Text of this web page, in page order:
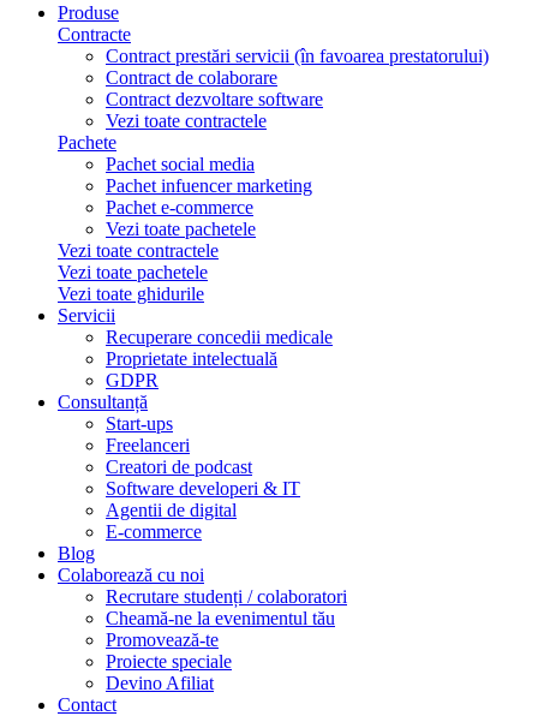
Produse
Contracte
Contract prestări servicii (în favoarea prestatorului)
Contract de colaborare
Contract dezvoltare software
Vezi toate contractele
Pachete
Pachet social media
Pachet infuencer marketing
Pachet e-commerce
Vezi toate pachetele
Vezi toate contractele
Vezi toate pachetele
Vezi toate ghidurile
Servicii
Recuperare concedii medicale
Proprietate intelectuală
GDPR
Consultanță
Start-ups
Freelanceri
Creatori de podcast
Software developeri & IT
Agentii de digital
E-commerce
Blog
Colaborează cu noi
Recrutare studenți / colaboratori
Cheamă-ne la evenimentul tău
Promovează-te
Proiecte speciale
Devino Afiliat
Contact